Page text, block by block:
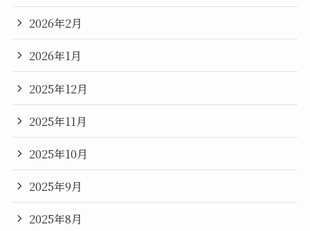
2026年2月
2026年1月
2025年12月
2025年11月
2025年10月
2025年9月
2025年8月